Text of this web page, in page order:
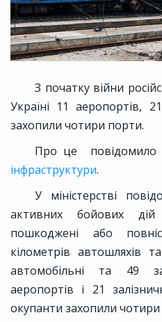
З початку війни
Україні 11 аеропортів,
захопили чотири порти.
Про це повідомило
інфраструктури.
У міністерстві
активних бойових
пошкоджені або
кілометрів автошляхів
автомобільні та 49
аеропортів і 21
окупанти захопили